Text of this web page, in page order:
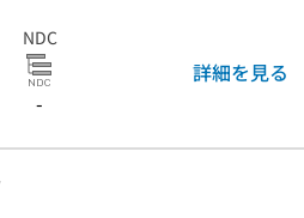
NDC
-
詳細を見る